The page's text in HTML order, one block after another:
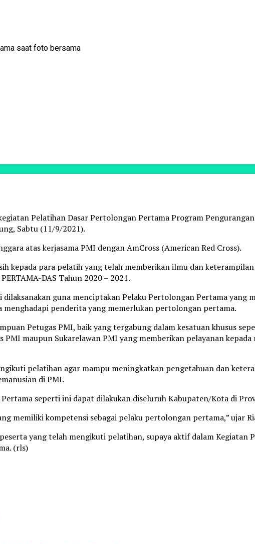
saat foto bersama
Pelatihan Dasar Pertolongan Pertama Program
Sabtu (11/9/2021).
atas kerjasama PMI dengan AmCross (American Red Cross).
kepada para pelatih yang telah memberikan ilmu dan
DAS Tahun 2020 – 2021.
guna menciptakan Pelaku Pertolongan Pertama yang
menghadapi penderita yang memerlukan pertolongan pertama.
Petugas PMI, baik yang tergabung dalam kesatuan khusus
maupun Sukarelawan PMI yang memberikan pelayanan
pelatihan agar mampu meningkatkan pengetahuan dan
di PMI.
seperti ini dapat dilakukan diseluruh Kabupaten/Kota di
memiliki kompetensi sebagai pelaku pertolongan pertama,” ujar
yang telah mengikuti pelatihan, supaya aktif dalam Kegiatan
(rls)